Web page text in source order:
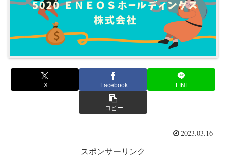
X Facebook LINE
コピー
2023.03.16
スポンサーリンク